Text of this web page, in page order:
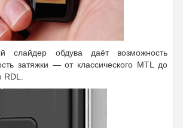
слайдер обдува даёт возможность
затяжки — от классического MTL до